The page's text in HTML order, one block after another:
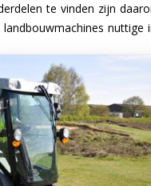
te vinden zijn
nuttige